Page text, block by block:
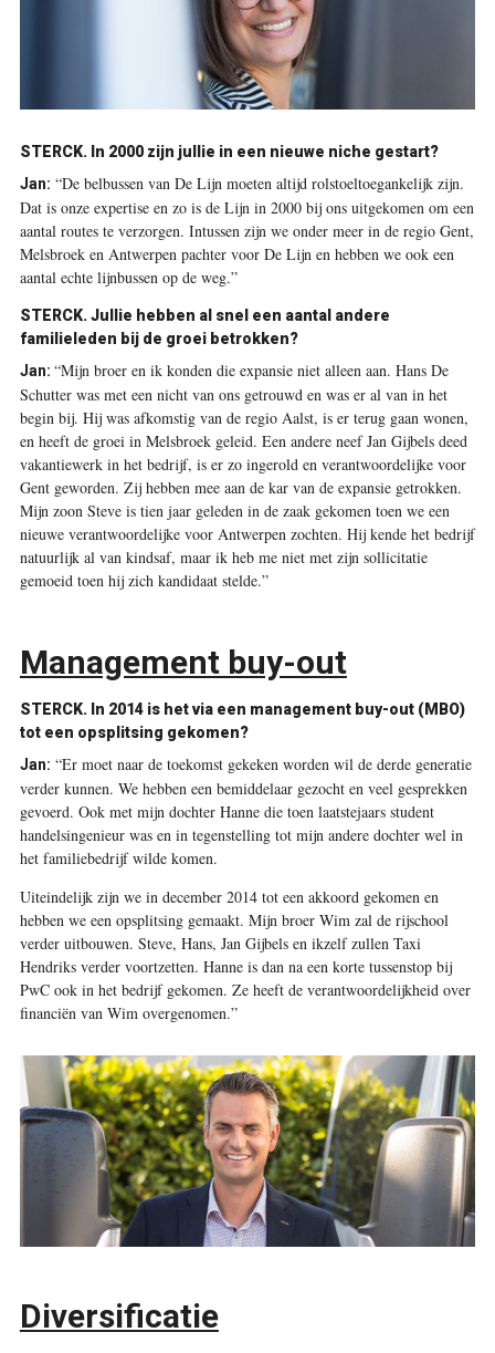
STERCK. In 2000 zijn jullie in een nieuwe niche gestart?
Jan: “De belbussen van De Lijn moeten altijd rolstoeltoegankelijk zijn.
Dat is onze expertise en zo is de Lijn in 2000 bij ons uitgekomen om een
aantal routes te verzorgen. Intussen zijn we onder meer in de regio Gent,
Melsbroek en Antwerpen pachter voor De Lijn en hebben we ook een
aantal echte lijnbussen op de weg.”
STERCK. Jullie hebben al snel een aantal andere
familieleden bij de groei betrokken?
Jan: “Mijn broer en ik konden die expansie niet alleen aan. Hans De
Schutter was met een nicht van ons getrouwd en was er al van in het
begin bij. Hij was afkomstig van de regio Aalst, is er terug gaan wonen,
en heeft de groei in Melsbroek geleid. Een andere neef Jan Gijbels deed
vakantiewerk in het bedrijf, is er zo ingerold en verantwoordelijke voor
Gent geworden. Zij hebben mee aan de kar van de expansie getrokken.
Mijn zoon Steve is tien jaar geleden in de zaak gekomen toen we een
nieuwe verantwoordelijke voor Antwerpen zochten. Hij kende het bedrijf
natuurlijk al van kindsaf, maar ik heb me niet met zijn sollicitatie
gemoeid toen hij zich kandidaat stelde.”
Management buy-out
STERCK. In 2014 is het via een management buy-out (MBO)
tot een opsplitsing gekomen?
Jan: “Er moet naar de toekomst gekeken worden wil de derde generatie
verder kunnen. We hebben een bemiddelaar gezocht en veel gesprekken
gevoerd. Ook met mijn dochter Hanne die toen laatstejaars student
handelsingenieur was en in tegenstelling tot mijn andere dochter wel in
het familiebedrijf wilde komen.
Uiteindelijk zijn we in december 2014 tot een akkoord gekomen en
hebben we een opsplitsing gemaakt. Mijn broer Wim zal de rijschool
verder uitbouwen. Steve, Hans, Jan Gijbels en ikzelf zullen Taxi
Hendriks verder voortzetten. Hanne is dan na een korte tussenstop bij
PwC ook in het bedrijf gekomen. Ze heeft de verantwoordelijkheid over
financiën van Wim overgenomen.”
Diversificatie